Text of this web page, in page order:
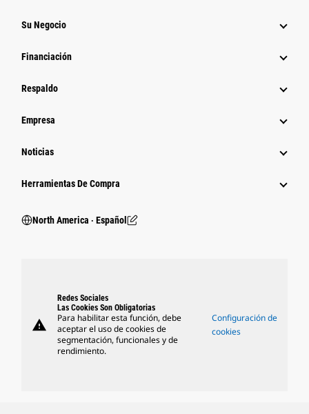
Su Negocio
Financiación
Respaldo
Empresa
Noticias
Herramientas De Compra
North America ‧ Español
warning
Redes Sociales
Las Cookies Son Obligatorias
Para habilitar esta función, debe
aceptar el uso de cookies de
segmentación, funcionales y de
rendimiento.
Configuración de
cookies